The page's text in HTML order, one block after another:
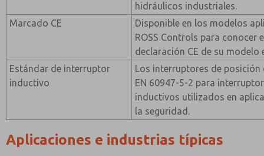
hidráulicos industriales.
Marcado CE
Disponible en los modelos
ROSS Controls para conocer
declaración CE de su modelo
Estándar de interruptor
inductivo
Los interruptores de posición
EN 60947-5-2 para
inductivos utilizados en
la seguridad.
Aplicaciones e industrias típicas